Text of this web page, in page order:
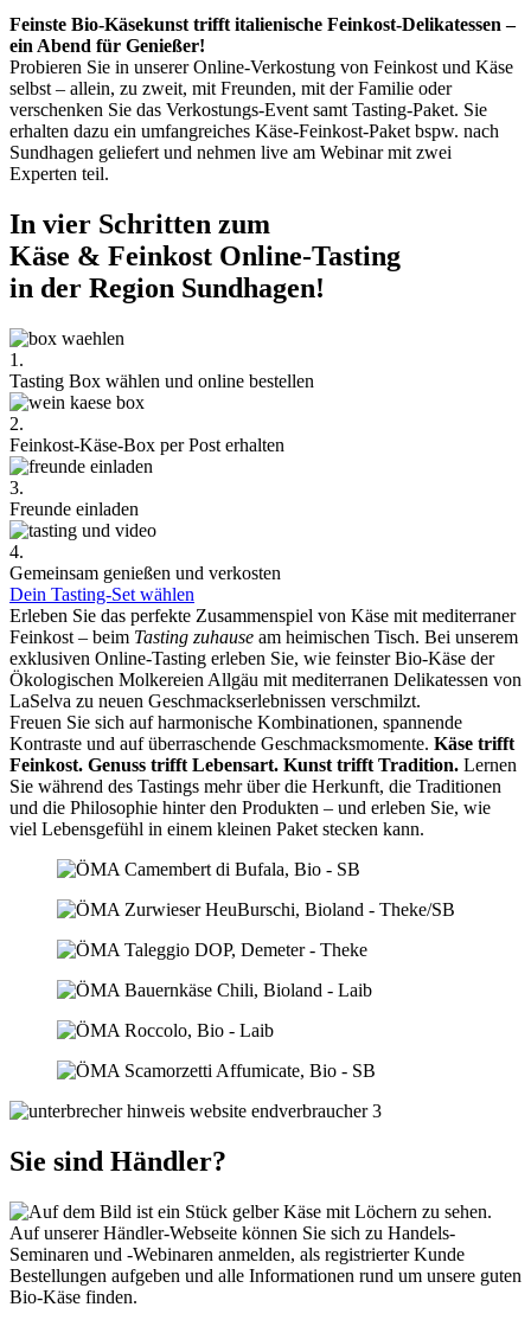
Feinste Bio-Käsekunst trifft italienische Feinkost-Delikatessen –
ein Abend für Genießer!
Probieren Sie in unserer Online-Verkostung von Feinkost und Käse
selbst – allein, zu zweit, mit Freunden, mit der Familie oder
verschenken Sie das Verkostungs-Event samt Tasting-Paket. Sie
erhalten dazu ein umfangreiches Käse-Feinkost-Paket bspw. nach
Sundhagen geliefert und nehmen live am Webinar mit zwei
Experten teil.
In vier Schritten zum
Käse & Feinkost Online-Tasting
in der Region Sundhagen!
1.
Tasting Box wählen und online bestellen
2.
Feinkost-Käse-Box per Post erhalten
3.
Freunde einladen
4.
Gemeinsam genießen und verkosten
Dein Tasting-Set wählen
Erleben Sie das perfekte Zusammenspiel von Käse mit mediterraner
Feinkost – beim Tasting zuhause am heimischen Tisch. Bei unserem
exklusiven Online-Tasting erleben Sie, wie feinster Bio-Käse der
Ökologischen Molkereien Allgäu mit mediterranen Delikatessen von
LaSelva zu neuen Geschmackserlebnissen verschmilzt.
Freuen Sie sich auf harmonische Kombinationen, spannende
Kontraste und auf überraschende Geschmacksmomente. Käse trifft
Feinkost. Genuss trifft Lebensart. Kunst trifft Tradition. Lernen
Sie während des Tastings mehr über die Herkunft, die Traditionen
und die Philosophie hinter den Produkten – und erleben Sie, wie
viel Lebensgefühl in einem kleinen Paket stecken kann.
Sie sind Händler?
Auf unserer Händler-Webseite können Sie sich zu Handels-
Seminaren und -Webinaren anmelden, als registrierter Kunde
Bestellungen aufgeben und alle Informationen rund um unsere guten
Bio-Käse finden.